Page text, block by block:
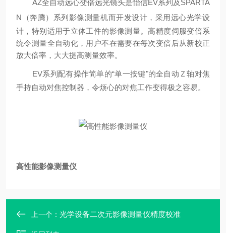
AZ全自动远心变倍远光镜头是怡信EV系列及 SPARTA
N （奔腾）系列影像测量机而开发设计，采用远心光学设
计，特别适用于立体工件的影像测量。高精度伺服变倍系
统令测量全自动化，用户不在需要在每次变倍后从新校正
放大倍率，大大提高测量效率。
EV系列配有操作简单的“单一按键"的全自动Ｚ轴对焦
手持自动对焦控制器，令烦心的对焦工作变得极之容易。
高性能影像测量仪
上一个： 光学设备二次元影像测量仪精度校准